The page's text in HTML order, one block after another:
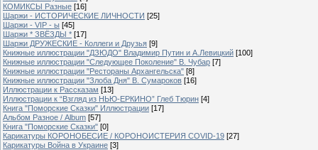
КОМИКСЫ Разные [16]
Шаржи - ИСТОРИЧЕСКИЕ ЛИЧНОСТИ [25]
Шаржи - VIP - ы [45]
Шаржи * ЗВЁЗДЫ * [17]
Шаржи ДРУЖЕСКИЕ - Коллеги и Друзья [9]
Книжные иллюстрации "ДЗЮДО" Владимир Путин и А.Левицкий [100]
Книжные иллюстрации "Следующее Поколение" В. Чубар [7]
Книжные иллюстрации "Рестораны Архангельска" [8]
Книжные иллюстрации "Злоба Дня" В. Сумароков [16]
Иллюстрации к Рассказам [13]
Иллюстрации к “Взгляд из НЬЮ-ЕРКИНО” Глеб Тюрин [4]
Книга "Поморские Сказки" Иллюстрации [17]
Альбом Разное / Album [57]
Книга "Поморские Сказки" [0]
Карикатуры КОРОНОБЕСИЕ / КОРОНОИСТЕРИЯ COVID-19 [27]
Карикатуры Война в Украине [3]